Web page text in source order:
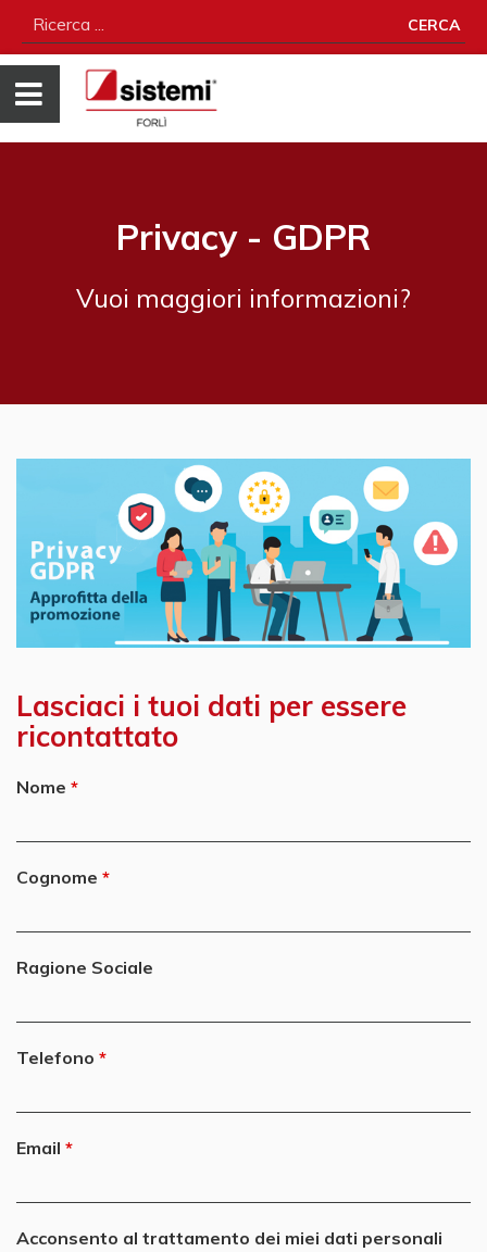
CERCA
Privacy - GDPR
Vuoi maggiori informazioni?
Lasciaci i tuoi dati per essere
ricontattato
Nome
Cognome
Ragione Sociale
Telefono
Email
Acconsento al trattamento dei miei dati personali